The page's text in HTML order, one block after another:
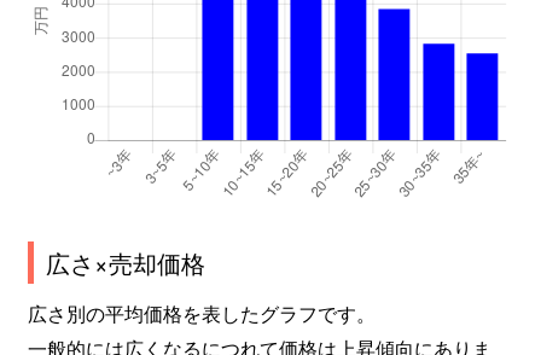
広さ×売却価格
広さ別の平均価格を表したグラフです。
一般的には広くなるにつれて価格は上昇傾向にありま